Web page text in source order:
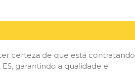
certeza de que está contratando
garantindo a qualidade e